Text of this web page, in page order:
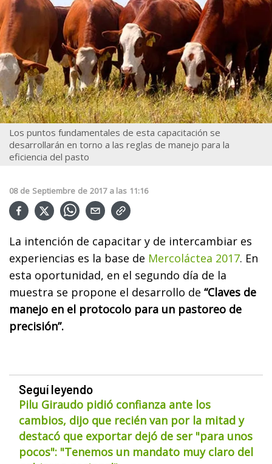
Los puntos fundamentales de esta capacitación se
desarrollarán en torno a las reglas de manejo para la
eficiencia del pasto
08 de Septiembre de 2017 a las 11:16
La intención de capacitar y de intercambiar es
experiencias es la base de Mercoláctea 2017. En
esta oportunidad, en el segundo día de la
muestra se propone el desarrollo de “Claves de
manejo en el protocolo para un pastoreo de
precisión”.
Seguí leyendo
Pilu Giraudo pidió confianza ante los
cambios, dijo que recién van por la mitad y
destacó que exportar dejó de ser "para unos
pocos": "Tenemos un mandato muy claro del